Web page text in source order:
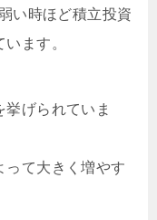
い時ほど積立投資
ます。
げられていま
って大きく増やす